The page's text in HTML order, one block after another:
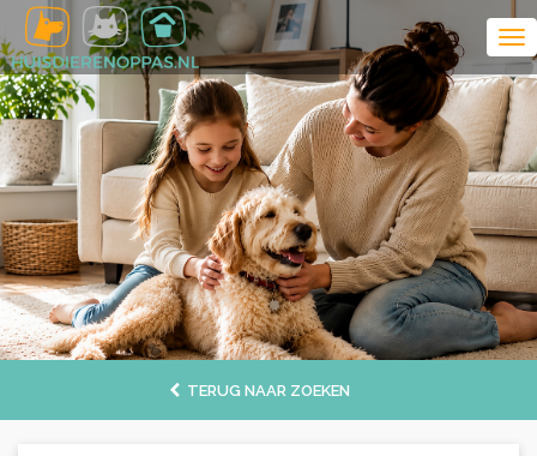
TERUG NAAR ZOEKEN